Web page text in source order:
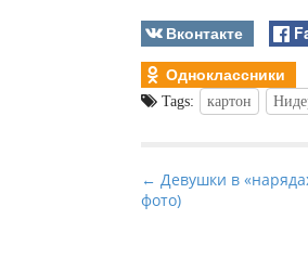
Вконтакте
Одноклассники
Tags: картон
P
o
← Девушки в
фото)